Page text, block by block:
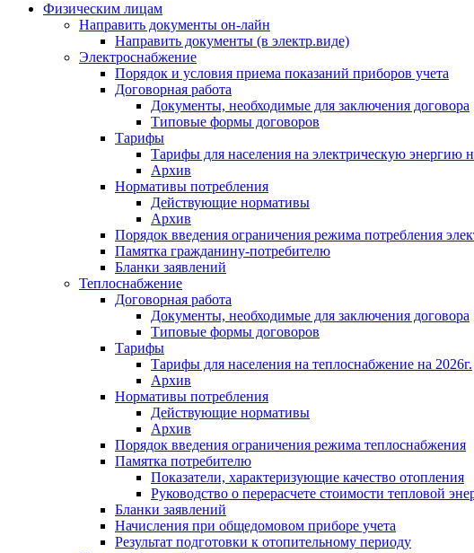
Физическим лицам
Направить документы он-лайн
Направить документы (в электр.виде)
Электроснабжение
Порядок и условия приема показаний приборов учета
Договорная работа
Документы, необходимые для заключения договора
Типовые формы договоров
Тарифы
Тарифы для населения на электрическую энергию
Архив
Нормативы потребления
Действующие нормативы
Архив
Порядок введения ограничения режима потребления
Памятка гражданину-потребителю
Бланки заявлений
Теплоснабжение
Договорная работа
Документы, необходимые для заключения договора
Типовые формы договоров
Тарифы
Тарифы для населения на теплоснабжение на 2026г.
Архив
Нормативы потребления
Действующие нормативы
Архив
Порядок введения ограничения режима теплоснабжения
Памятка потребителю
Показатели, характеризующие качество отопления
Руководство о перерасчете стоимости тепловой
Бланки заявлений
Начисления при общедомовом приборе учета
Результат подготовки к отопительному периоду